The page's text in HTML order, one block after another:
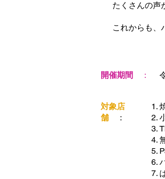
たくさんの声
これからも、
開催期間 ：
​対象店
舗 ：